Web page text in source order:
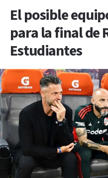
El posible
para la final de
Estudiantes